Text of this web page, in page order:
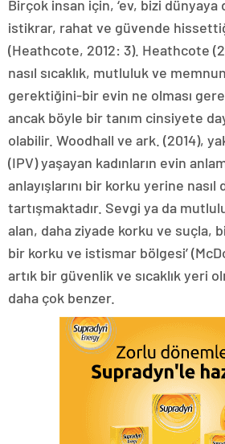
Birçok insan için, ‘ev, bizi
istikrar, rahat ve güvende
(Heathcote, 2012: 3). Heathcote
nasıl sıcaklık, mutluluk ve
gerektiğini-bir evin ne olması
ancak böyle bir tanım cinsiyete
olabilir. Woodhall ve ark. (2014),
(IPV) yaşayan kadınların evin
anlayışlarını bir korku yerine
tartışmaktadır. Sevgi ya da
alan, daha ziyade korku ve suçla,
bir korku ve istismar bölgesi’
artık bir güvenlik ve sıcaklık yeri
daha çok benzer.